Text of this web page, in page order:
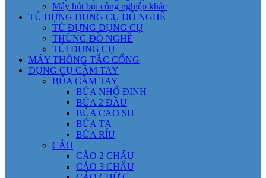
Máy hút bụi công nghiệp khác
TỦ ĐỰNG DỤNG CỤ ĐỒ NGHỀ
TỦ ĐỰNG DỤNG CỤ
THÙNG ĐỒ NGHỀ
TÚI DỤNG CỤ
MÁY THÔNG TẮC CỐNG
DỤNG CỤ CẦM TAY
BÚA CẦM TAY
BÚA NHỔ ĐINH
BÚA 2 ĐẦU
BÚA CAO SU
BÚA TẠ
BÚA RÌU
CẢO
CẢO 2 CHẤU
CẢO 3 CHẤU